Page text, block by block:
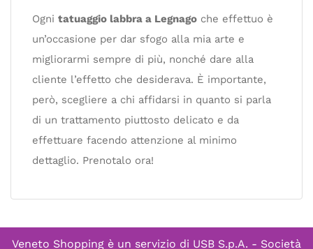
Ogni tatuaggio labbra a Legnago che effettuo è
un’occasione per dar sfogo alla mia arte e
migliorarmi sempre di più, nonché dare alla
cliente l’effetto che desiderava. È importante,
però, scegliere a chi affidarsi in quanto si parla
di un trattamento piuttosto delicato e da
effettuare facendo attenzione al minimo
dettaglio. Prenotalo ora!
Veneto Shopping è un servizio di USB S.p.A. - Società